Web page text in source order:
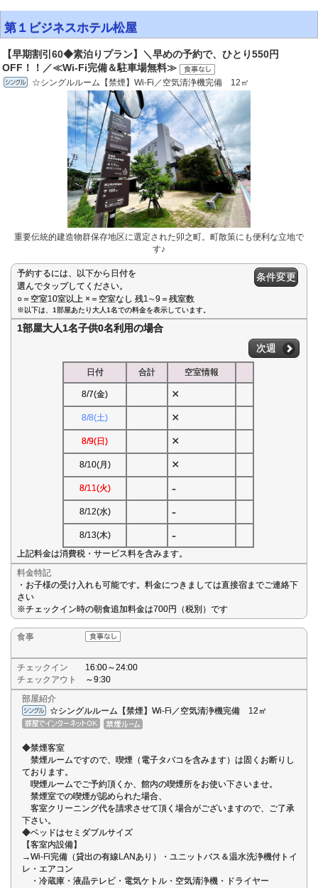
第１ビジネスホテル松屋
【早期割引60◆素泊りプラン】＼早めの予約で、ひとり550円
OFF！！／≪Wi-Fi完備＆駐車場無料≫
☆シングルルーム【禁煙】Wi-Fi／空気清浄機完備 12㎡
重要伝統的建造物群保存地区に選定された卯之町。町散策にも便利な立地で
す♪
予約するには、以下から日付を
選んでタップしてください。
○＝空室10室以上 ×＝空室なし 残1∼9＝残室数
条件変更
※以下は、1部屋あたり大人1名での料金を表示しています。
1部屋大人1名子供0名利用の場合
次週
日付 合計 空室情報
8/7(金) ×
8/8(土) ×
8/9(日) ×
8/10(月) ×
8/11(火) -
8/12(水) -
8/13(木) -
上記料金は消費税・サービス料を含みます。
料金特記
・お子様の受け入れも可能です。料金につきましては直接宿までご連絡下
さい
※チェックイン時の朝食追加料金は700円（税別）です
食事
チェックイン
16:00～24:00
チェックアウト
～9:30
部屋紹介
☆シングルルーム【禁煙】Wi-Fi／空気清浄機完備 12㎡
◆禁煙客室
禁煙ルームですので、喫煙（電子タバコを含みます）は固くお断りし
ております。
喫煙ルームでご予約頂くか、館内の喫煙所をお使い下さいませ。
禁煙室での喫煙が認められた場合、
客室クリーニング代を請求させて頂く場合がございますので、ご了承
下さい。
◆ベッドはセミダブルサイズ
【客室内設備】
→Wi-Fi完備（貸出の有線LANあり）・ユニットバス＆温水洗浄機付トイ
レ・エアコン
・冷蔵庫・液晶テレビ・電気ケトル・空気清浄機・ドライヤー